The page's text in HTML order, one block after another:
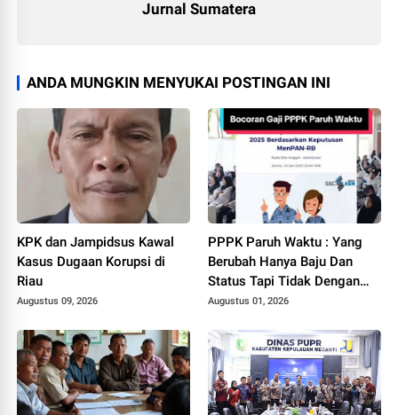
Jurnal Sumatera
ANDA MUNGKIN MENYUKAI POSTINGAN INI
KPK dan Jampidsus Kawal
Kasus Dugaan Korupsi di
Riau
Augustus 09, 2026
PPPK Paruh Waktu : Yang
Berubah Hanya Baju Dan
Status Tapi Tidak Dengan
Gaji Kami
Augustus 01, 2026